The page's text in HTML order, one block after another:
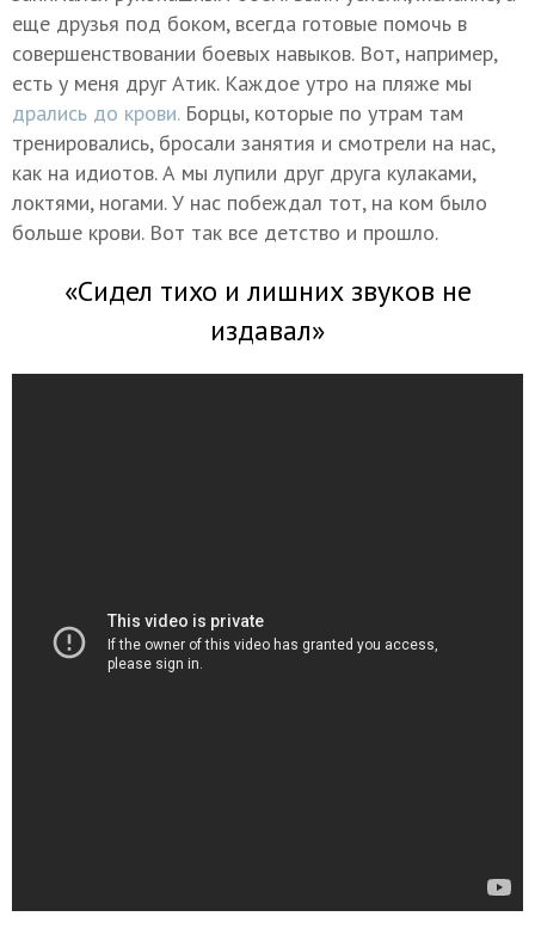
еще друзья под боком, всегда готовые помочь в
совершенствовании боевых навыков. Вот, например,
есть у меня друг Атик. Каждое утро на пляже мы
дрались до крови.Борцы, которые по утрам там
тренировались, бросали занятия и смотрели на нас,
как на идиотов. А мы лупили друг друга кулаками,
локтями, ногами. У нас побеждал тот, на ком было
больше крови. Вот так все детство и прошло.
«Сидел тихо и лишних звуков не
издавал»